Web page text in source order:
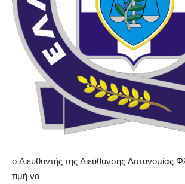
ο Διευθυντής της Διεύθυνσης Αστυνομίας
τιμή να